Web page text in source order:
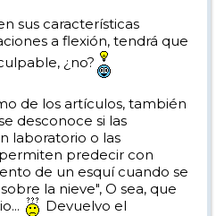
sus características
a flexión, tendrá que
¿no?
de los artículos, también
desconoce si las
laboratorio o las
predecir con
de un esquí cuando se
la nieve", O sea, que
Devuelvo el